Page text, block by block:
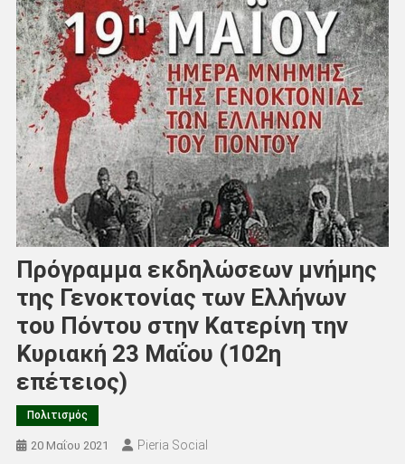
Πρόγραμμα εκδηλώσεων μνήμης
της Γενοκτονίας των Ελλήνων
του Πόντου στην Κατερίνη την
Κυριακή 23 Μαΐου (102η
επέτειος)
Πολιτισμός
20 Μαΐου 2021 Pieria Social